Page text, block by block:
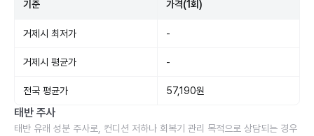
기준 가격(1회)
거제시 최저가 -
거제시 평균가 -
전국 평균가 57,190원
태반 주사
태반 유래 성분 주사로, 컨디션 저하나 회복기 관리 목적으로 상담되는 경우